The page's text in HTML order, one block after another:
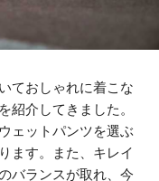
ておしゃれに着こな
紹介してきました。
ェットパンツを選ぶ
ます。また、キレイ
バランスが取れ、今